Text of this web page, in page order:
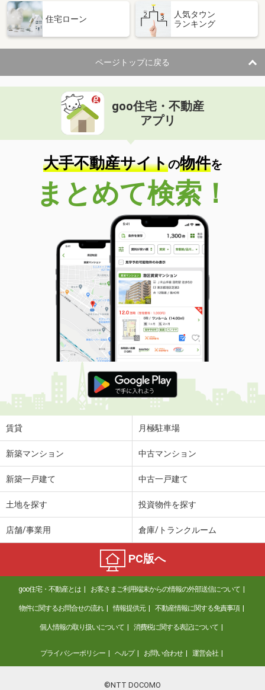
住宅ローン
人気タウン
ランキング
ページトップに戻る
goo住宅・不動産
アプリ
大手不動産サイトの物件を
まとめて検索！
賃貸 月極駐車場
新築マンション 中古マンション
新築一戸建て 中古一戸建て
土地を探す 投資物件を探す
店舗/事業用 倉庫/トランクルーム
PC版へ
goo住宅・不動産とは お客さまご利用端末からの情報の外部送信について
物件に関するお問合せの流れ 情報提供元 不動産情報に関する免責事項
個人情報の取り扱いについて 消費税に関する表記について
プライバシーポリシー ヘルプ お問い合わせ 運営会社
©NTT DOCOMO